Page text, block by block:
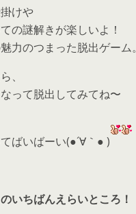
けや
の謎解きが楽しいよ！
力のつまった脱出ゲーム。
、
って脱出してみてね〜
ばいばーい(●´∀｀● )
いちばんえらいところ！